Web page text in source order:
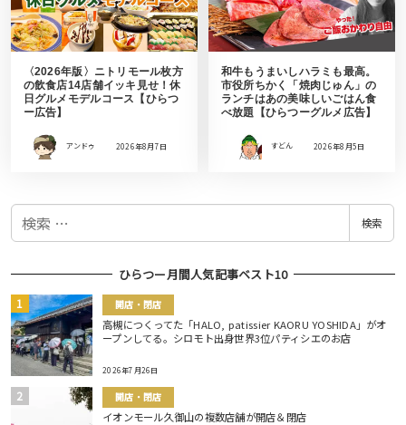
〈2026年版〉ニトリモール枚方
の飲食店14店舗イッキ見せ！休
日グルメモデルコース【ひらつ
ー広告】
アンドゥ 2026年8月7日
和牛もうまいしハラミも最高。
市役所ちかく「焼肉じゅん」の
ランチはあの美味しいごはん食
べ放題【ひらつーグルメ広告】
すどん 2026年8月5日
検
検索
ひらつー月間人気記事ベスト10
開店・閉店
高槻につくってた「HALO, patissier KAORU YOSHIDA」がオ
ープンしてる。シロモト出身世界3位パティシエのお店
2026年7月26日
開店・閉店
イオンモール久御山の複数店舗が開店＆閉店